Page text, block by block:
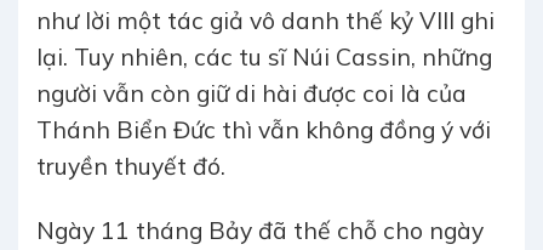
như lời một tác giả vô danh thế kỷ VIII ghi
lại. Tuy nhiên, các tu sĩ Núi Cassin, những
người vẫn còn giữ di hài được coi là của
Thánh Biển Đức thì vẫn không đồng ý với
truyền thuyết đó.
Ngày 11 tháng Bảy đã thế chỗ cho ngày